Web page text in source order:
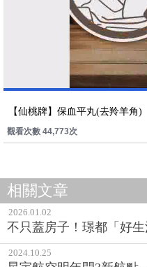
【仙桃牌】保血平丸(去羚羊角)
觀看次數 44,773次
相關文章
2026.01.02
不只蓋房子！璟都「好
2024.10.25